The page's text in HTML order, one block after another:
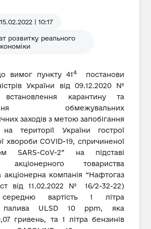
15.02.2022 | 10:17
розвитку реального
вимог пункту 414
постанови
України від 09.12.2020 №
карантину та
обмежувальних
заходів з метою запобігання
території України гострої
хвороби COVID-19, спричиненої
SARS-CoV-2” на підставі
акціонерного товариства
акціонерна компанія “Нафтогаз
від 11.02.2022 № 16/2-32-22)
середню вартість 1 літра
палива ULSD 10 ppm, яка
гривень, та 1 літра бензинів